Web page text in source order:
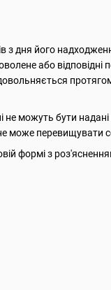
з дня його
або відповідні
не можуть бути
може перевищувати
формі з